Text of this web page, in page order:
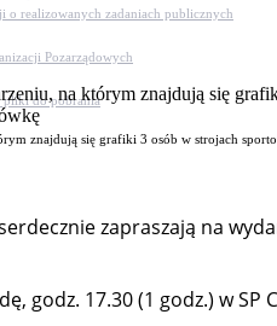
o realizowanych zadaniach publicznych
Pozarządowych
pliki do pobrania
znajdują się grafiki 3 osób w strojach
zapraszają na
godz. 17.30 (1 godz.) w